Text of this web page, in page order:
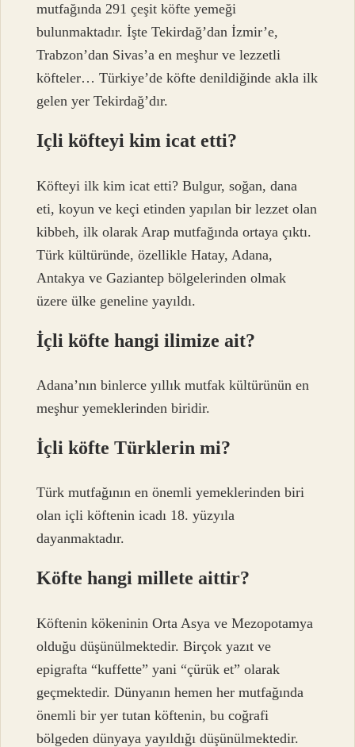
mutfağında 291 çeşit köfte yemeği
bulunmaktadır. İşte Tekirdağ’dan İzmir’e,
Trabzon’dan Sivas’a en meşhur ve lezzetli
köfteler… Türkiye’de köfte denildiğinde akla ilk
gelen yer Tekirdağ’dır.
Içli köfteyi kim icat etti?
Köfteyi ilk kim icat etti? Bulgur, soğan, dana
eti, koyun ve keçi etinden yapılan bir lezzet olan
kibbeh, ilk olarak Arap mutfağında ortaya çıktı.
Türk kültüründe, özellikle Hatay, Adana,
Antakya ve Gaziantep bölgelerinden olmak
üzere ülke geneline yayıldı.
İçli köfte hangi ilimize ait?
Adana’nın binlerce yıllık mutfak kültürünün en
meşhur yemeklerinden biridir.
İçli köfte Türklerin mi?
Türk mutfağının en önemli yemeklerinden biri
olan içli köftenin icadı 18. yüzyıla
dayanmaktadır.
Köfte hangi millete aittir?
Köftenin kökeninin Orta Asya ve Mezopotamya
olduğu düşünülmektedir. Birçok yazıt ve
epigrafta “kuffette” yani “çürük et” olarak
geçmektedir. Dünyanın hemen her mutfağında
önemli bir yer tutan köftenin, bu coğrafi
bölgeden dünyaya yayıldığı düşünülmektedir.